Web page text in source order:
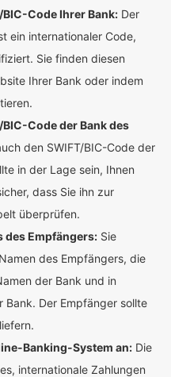
Code Ihrer Bank: Der
ein internationaler Code,
Sie finden diesen
Ihrer Bank oder indem
Code der Bank des
den SWIFT/BIC-Code der
in der Lage sein, Ihnen
dass Sie ihn zur
überprüfen.
des Empfängers: Sie
des Empfängers, die
der Bank und in
Bank. Der Empfänger sollte
Banking-System an: Die
internationale Zahlungen